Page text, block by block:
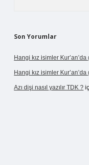
Son Yorumlar
Hangi kız isimler
Hangi kız isimler
Azı dişi nasıl yazılır TDK ?